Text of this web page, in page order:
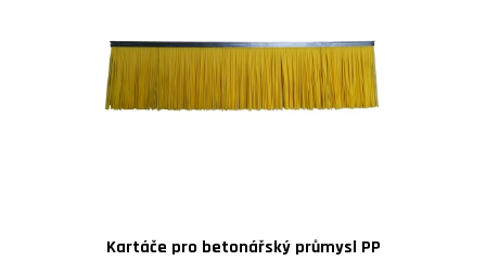
Kartáče pro betonářský průmysl PP